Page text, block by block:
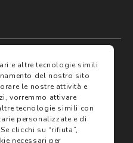
vendita
e altre tecnologie simili
del nostro sito
le nostre attività e
vorremmo attivare
tecnologie simili con
personalizzate e di
Se clicchi su “rifiuta”,
necessari per